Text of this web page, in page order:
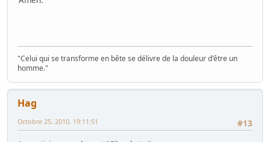
"Celui qui se transforme en bête se délivre de la douleur d'être un
homme."
Hag
#13
Octobre 25, 2010, 19:11:51